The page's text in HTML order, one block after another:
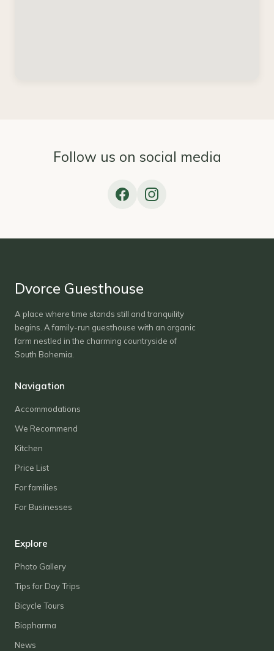
Follow us on social media
Dvorce Guesthouse
A place where time stands still and tranquility
begins. A family-run guesthouse with an organic
farm nestled in the charming countryside of
South Bohemia.
Navigation
Accommodations
We Recommend
Kitchen
Price List
For families
For Businesses
Explore
Photo Gallery
Tips for Day Trips
Bicycle Tours
Biopharma
News